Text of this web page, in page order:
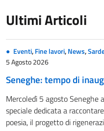
Ultimi Articoli
Eventi,Fine lavori,News,
5 Agosto 2026
Seneghe: tempo di
Mercoledì 5 agosto Seneghe
speciale dedicata a
poesia, il progetto di